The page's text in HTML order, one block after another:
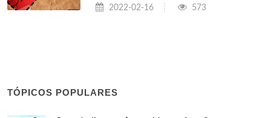
2022-02-16 573
TÓPICOS POPULARES